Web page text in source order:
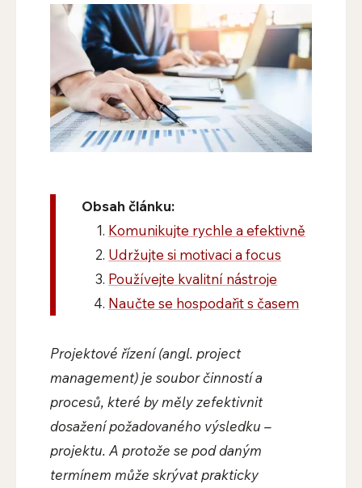
Obsah článku:
Komunikujte rychle a efektivně
Udržujte si motivaci a focus
Používejte kvalitní nástroje
Naučte se hospodařit s časem
Projektové řízení (angl. project
management) je soubor činností a
procesů, které by měly zefektivnit
dosažení požadovaného výsledku –
projektu. A protože se pod daným
termínem může skrývat prakticky